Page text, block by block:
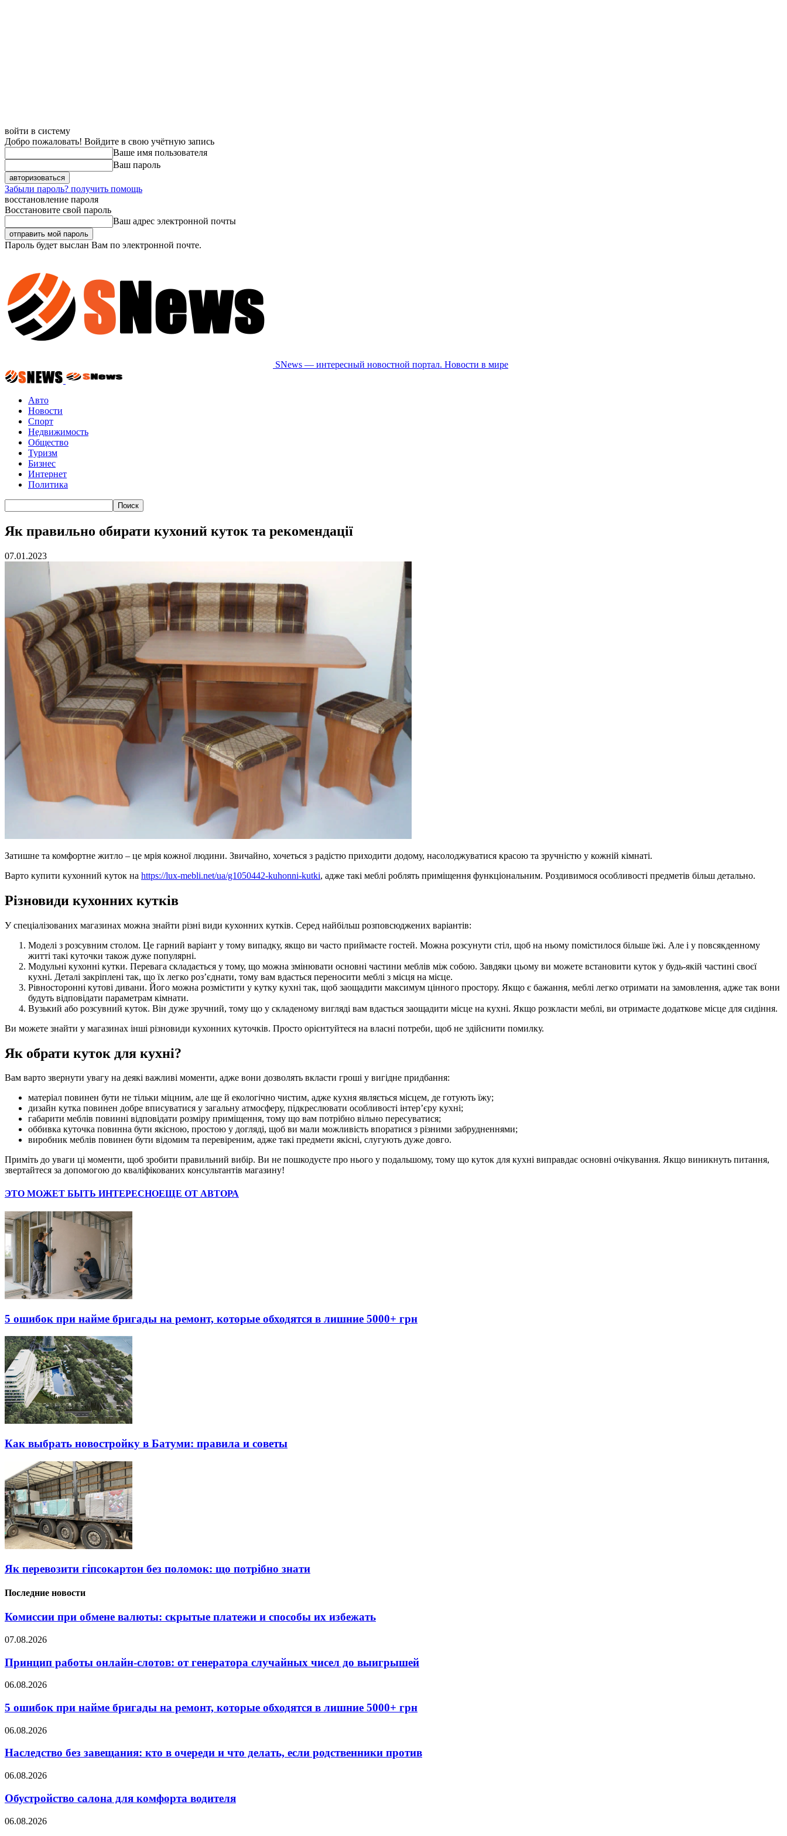
войти в систему
Добро пожаловать! Войдите в свою учётную запись
Ваше имя пользователя
Ваш пароль
Забыли пароль? получить помощь
восстановление пароля
Восстановите свой пароль
Ваш адрес электронной почты
Пароль будет выслан Вам по электронной почте.
SNews — интересный новостной портал. Новости в мире
Авто
Новости
Спорт
Недвижимость
Общество
Туризм
Бизнес
Интернет
Политика
Як правильно обирати кухоний куток та рекомендації
07.01.2023
Затишне та комфортне житло – це мрія кожної людини. Звичайно, хочеться з радістю приходити додому, насолоджуватися красою та зручністю у кожній кімнаті.
Варто купити кухонний куток на https://lux-mebli.net/ua/g1050442-kuhonni-kutki, адже такі меблі роблять приміщення функціональним. Роздивимося особливості предметів більш детально.
Різновиди кухонних кутків
У спеціалізованих магазинах можна знайти різні види кухонних кутків. Серед найбільш розповсюджених варіантів:
Моделі з розсувним столом. Це гарний варіант у тому випадку, якщо ви часто приймаєте гостей. Можна розсунути стіл, щоб на ньому помістилося більше їжі. Але і у повсякденному
житті такі куточки також дуже популярні.
Модульні кухонні кутки. Перевага складається у тому, що можна змінювати основні частини меблів між собою. Завдяки цьому ви можете встановити куток у будь-якій частині своєї
кухні. Деталі закріплені так, що їх легко роз’єднати, тому вам вдасться переносити меблі з місця на місце.
Рівносторонні кутові дивани. Його можна розмістити у кутку кухні так, щоб заощадити максимум цінного простору. Якщо є бажання, меблі легко отримати на замовлення, адже так вони
будуть відповідати параметрам кімнати.
Вузький або розсувний куток. Він дуже зручний, тому що у складеному вигляді вам вдасться заощадити місце на кухні. Якщо розкласти меблі, ви отримаєте додаткове місце для сидіння.
Ви можете знайти у магазинах інші різновиди кухонних куточків. Просто орієнтуйтеся на власні потреби, щоб не здійснити помилку.
Як обрати куток для кухні?
Вам варто звернути увагу на деякі важливі моменти, адже вони дозволять вкласти гроші у вигідне придбання:
матеріал повинен бути не тільки міцним, але ще й екологічно чистим, адже кухня являється місцем, де готують їжу;
дизайн кутка повинен добре вписуватися у загальну атмосферу, підкреслювати особливості інтер’єру кухні;
габарити меблів повинні відповідати розміру приміщення, тому що вам потрібно вільно пересуватися;
оббивка куточка повинна бути якісною, простою у догляді, щоб ви мали можливість впоратися з різними забрудненнями;
виробник меблів повинен бути відомим та перевіреним, адже такі предмети якісні, слугують дуже довго.
Приміть до уваги ці моменти, щоб зробити правильний вибір. Ви не пошкодуєте про нього у подальшому, тому що куток для кухні виправдає основні очікування. Якщо виникнуть питання,
звертайтеся за допомогою до кваліфікованих консультантів магазину!
ЭТО МОЖЕТ БЫТЬ ИНТЕРЕСНОЕЩЕ ОТ АВТОРА
5 ошибок при найме бригады на ремонт, которые обходятся в лишние 5000+ грн
Как выбрать новостройку в Батуми: правила и советы
Як перевозити гіпсокартон без поломок: що потрібно знати
Последние новости
Комиссии при обмене валюты: скрытые платежи и способы их избежать
07.08.2026
Принцип работы онлайн-слотов: от генератора случайных чисел до выигрышей
06.08.2026
5 ошибок при найме бригады на ремонт, которые обходятся в лишние 5000+ грн
06.08.2026
Наследство без завещания: кто в очереди и что делать, если родственники против
06.08.2026
Обустройство салона для комфорта водителя
06.08.2026